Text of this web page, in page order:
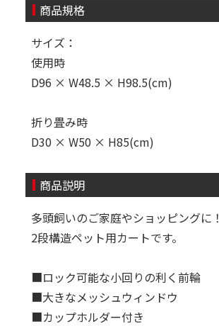
商品規格
サイズ：
使用時
D96 × W48.5 × H98.5(cm)
折り畳み時
D30 × W50 × H85(cm)
商品説明
多頭飼いのご家庭やショッピングに！
2段構造ペット用カートです。
■ロック可能な小回りの利く前輪
■大きなメッシュウィンドウ
■カップホルダー付き